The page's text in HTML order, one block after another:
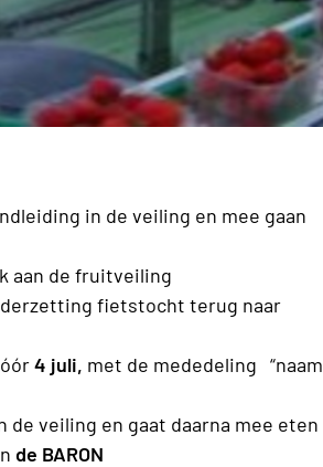
in de veiling en mee gaan
aan de fruitveiling
fietstocht terug naar
4 juli, met de mededeling “naam
veiling en gaat daarna mee eten
de BARON